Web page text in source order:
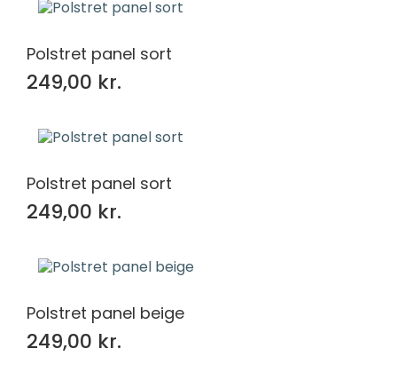
Polstret panel sort
249,00 kr.
Polstret panel sort
249,00 kr.
Polstret panel beige
249,00 kr.